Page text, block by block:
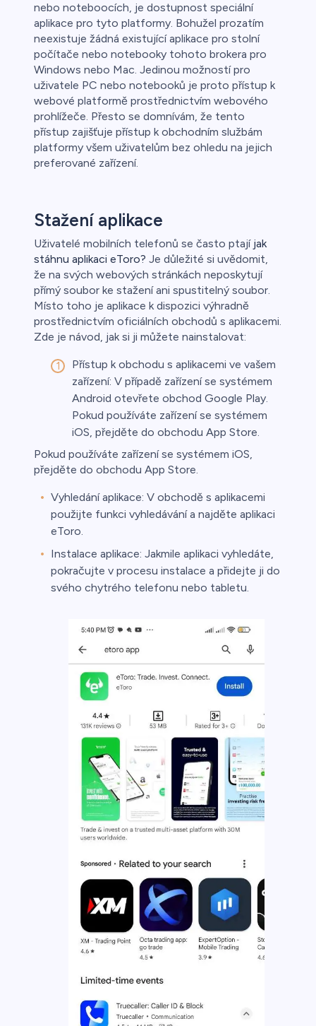
nebo noteboocích, je dostupnost speciální
aplikace pro tyto platformy. Bohužel prozatím
neexistuje žádná existující aplikace pro stolní
počítače nebo notebooky tohoto brokera pro
Windows nebo Mac. Jedinou možností pro
uživatele PC nebo notebooků je proto přístup k
webové platformě prostřednictvím webového
prohlížeče. Přesto se domnívám, že tento
přístup zajišťuje přístup k obchodním službám
platformy všem uživatelům bez ohledu na jejich
preferované zařízení.
Stažení aplikace
Uživatelé mobilních telefonů se často ptají jak
stáhnu aplikaci eToro? Je důležité si uvědomit,
že na svých webových stránkách neposkytují
přímý soubor ke stažení ani spustitelný soubor.
Místo toho je aplikace k dispozici výhradně
prostřednictvím oficiálních obchodů s aplikacemi.
Zde je návod, jak si ji můžete nainstalovat:
Přístup k obchodu s aplikacemi ve vašem
zařízení: V případě zařízení se systémem
Android otevřete obchod Google Play.
Pokud používáte zařízení se systémem
iOS, přejděte do obchodu App Store.
Pokud používáte zařízení se systémem iOS,
přejděte do obchodu App Store.
Vyhledání aplikace: V obchodě s aplikacemi
použijte funkci vyhledávání a najděte aplikaci
eToro.
Instalace aplikace: Jakmile aplikaci vyhledáte,
pokračujte v procesu instalace a přidejte ji do
svého chytrého telefonu nebo tabletu.